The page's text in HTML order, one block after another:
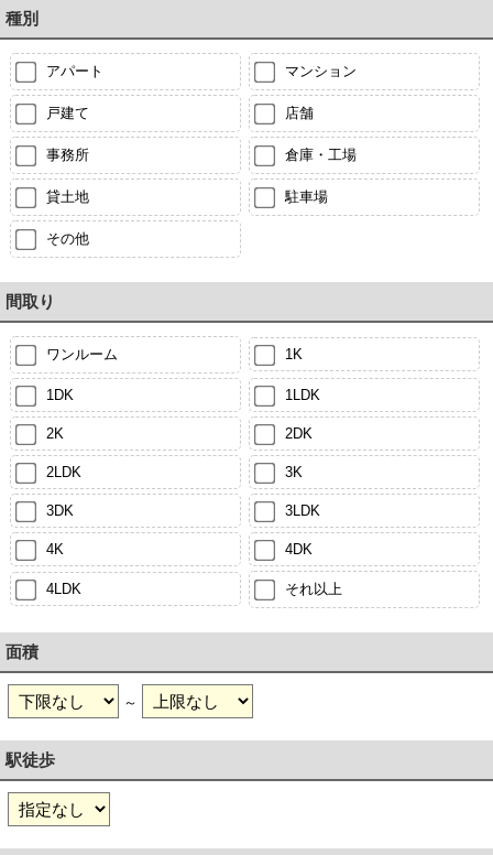
種別
アパート マンション
戸建て 店舗
事務所 倉庫・工場
貸土地 駐車場
その他
間取り
ワンルーム 1K
1DK 1LDK
2K 2DK
2LDK 3K
3DK 3LDK
4K 4DK
4LDK それ以上
面積
～
駅徒歩